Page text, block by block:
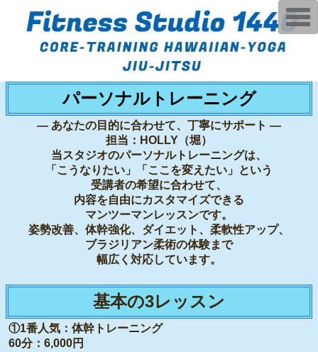
パーソナルトレーニング
― あなたの目的に合わせて、丁寧にサポート ―
担当：HOLLY（堀）
当スタジオのパーソナルトレーニングは、
「こうなりたい」「ここを変えたい」という
受講者の希望に合わせて、
内容を自由にカスタマイズできる
マンツーマンレッスンです。
姿勢改善、体幹強化、ダイエット、柔軟性アップ、
ブラジリアン柔術の体験まで
幅広く対応しています。
基本の3レッスン
①1番人気：体幹トレーニング
60分：6,000円
T
o
g
a
g